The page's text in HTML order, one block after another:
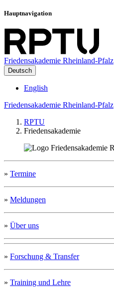
Hauptnavigation
Friedensakademie Rheinland-Pfalz
Deutsch
English
Friedensakademie Rheinland-Pfalz
RPTU
Friedensakademie
» Termine
» Meldungen
» Über uns
» Forschung & Transfer
» Training und Lehre